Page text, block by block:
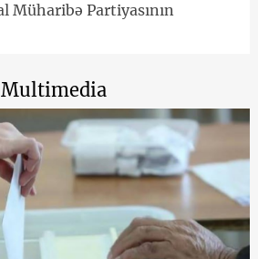
Müharibə Partiyasının
Multimedia